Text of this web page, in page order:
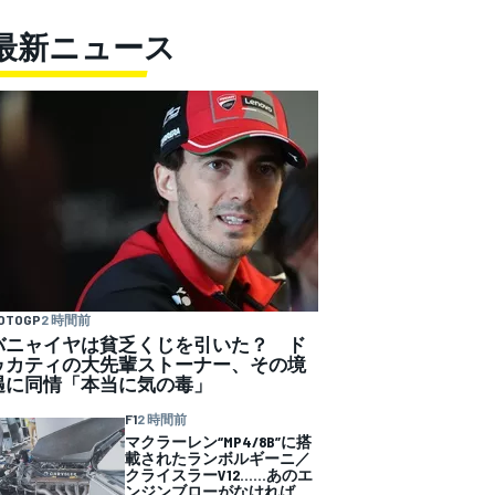
新ニュース
2 時間前
ニャイヤは貧乏くじを引いた？ ド
カティの大先輩ストーナー、その境
に同情「本当に気の毒」
F12 時間前
マクラーレン“MP4/8B”に搭
載されたランボルギーニ／
クライスラーV12……あのエ
ンジンブローがなければ、